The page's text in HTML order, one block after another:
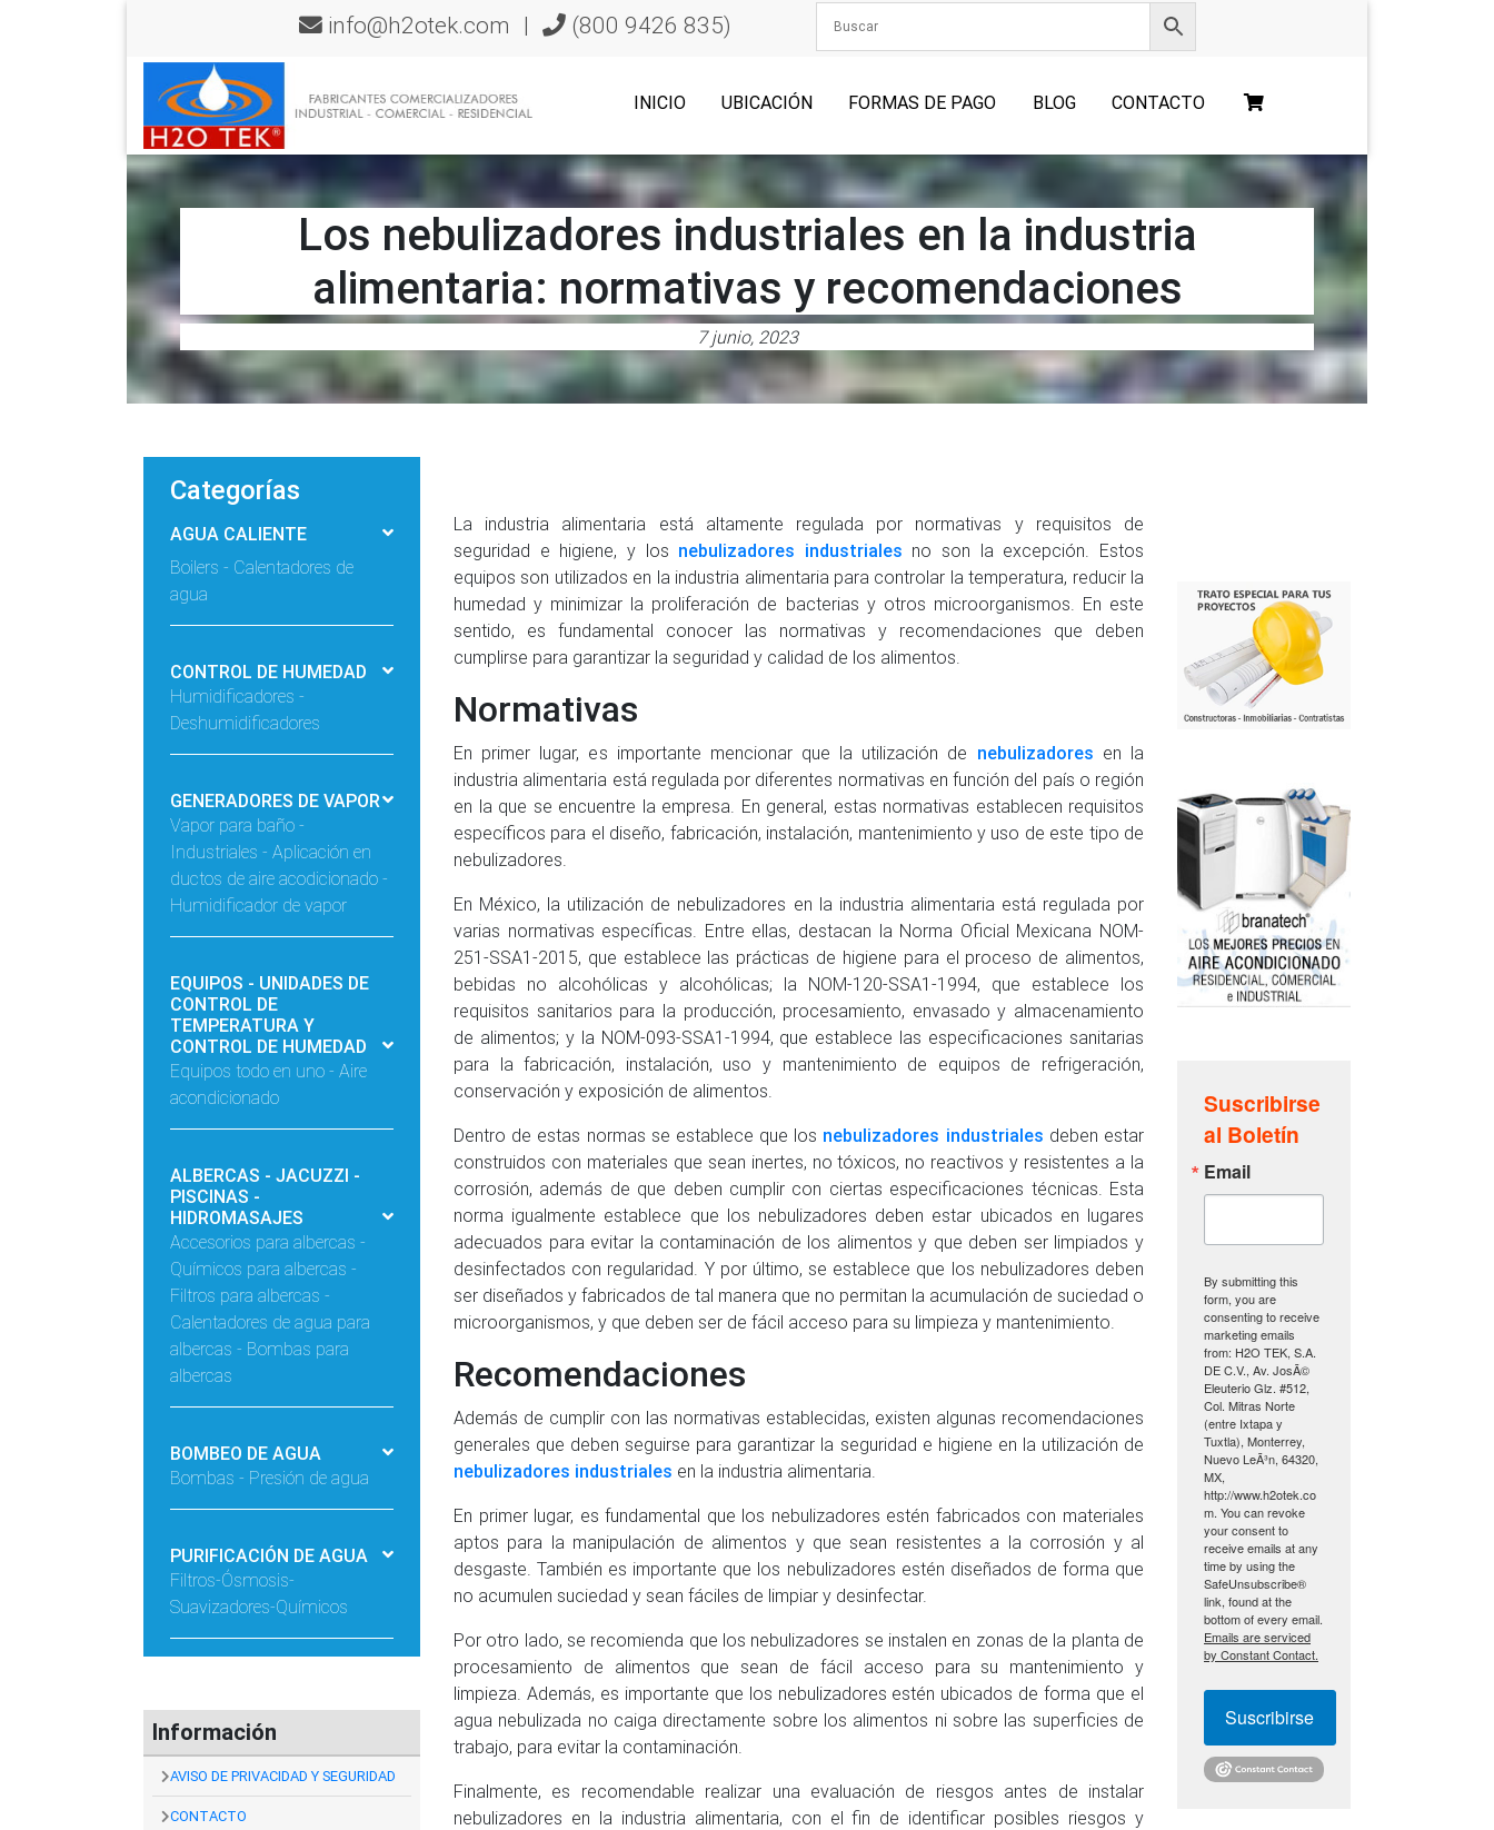
info@h2otek.com | (800 9426 835)
INICIO UBICACIÓN FORMAS DE PAGO BLOG CONTACTO
Los nebulizadores industriales en la industria
alimentaria: normativas y recomendaciones
7 junio, 2023
Categorías
AGUA CALIENTE
Boilers - Calentadores de
agua
CONTROL DE HUMEDAD
Humidificadores -
Deshumidificadores
GENERADORES DE VAPOR
Vapor para baño -
Industriales - Aplicación en
ductos de aire acodicionado -
Humidificador de vapor
EQUIPOS - UNIDADES DE
CONTROL DE
TEMPERATURA Y
CONTROL DE HUMEDAD
Equipos todo en uno - Aire
acondicionado
ALBERCAS - JACUZZI -
PISCINAS -
HIDROMASAJES
Accesorios para albercas -
Químicos para albercas -
Filtros para albercas -
Calentadores de agua para
albercas - Bombas para
albercas
BOMBEO DE AGUA
Bombas - Presión de agua
PURIFICACIÓN DE AGUA
Filtros-Ósmosis-
Suavizadores-Químicos
Información
AVISO DE PRIVACIDAD Y SEGURIDAD
CONTACTO
La industria alimentaria está altamente regulada por normativas y requisitos de
seguridad e higiene, y los nebulizadores industriales no son la excepción. Estos
equipos son utilizados en la industria alimentaria para controlar la temperatura, reducir la
humedad y minimizar la proliferación de bacterias y otros microorganismos. En este
sentido, es fundamental conocer las normativas y recomendaciones que deben
cumplirse para garantizar la seguridad y calidad de los alimentos.
Normativas
En primer lugar, es importante mencionar que la utilización de nebulizadores en la
industria alimentaria está regulada por diferentes normativas en función del país o región
en la que se encuentre la empresa. En general, estas normativas establecen requisitos
específicos para el diseño, fabricación, instalación, mantenimiento y uso de este tipo de
nebulizadores.
En México, la utilización de nebulizadores en la industria alimentaria está regulada por
varias normativas específicas. Entre ellas, destacan la Norma Oficial Mexicana NOM-
251-SSA1-2015, que establece las prácticas de higiene para el proceso de alimentos,
bebidas no alcohólicas y alcohólicas; la NOM-120-SSA1-1994, que establece los
requisitos sanitarios para la producción, procesamiento, envasado y almacenamiento
de alimentos; y la NOM-093-SSA1-1994, que establece las especificaciones sanitarias
para la fabricación, instalación, uso y mantenimiento de equipos de refrigeración,
conservación y exposición de alimentos.
Dentro de estas normas se establece que los nebulizadores industriales deben estar
construidos con materiales que sean inertes, no tóxicos, no reactivos y resistentes a la
corrosión, además de que deben cumplir con ciertas especificaciones técnicas. Esta
norma igualmente establece que los nebulizadores deben estar ubicados en lugares
adecuados para evitar la contaminación de los alimentos y que deben ser limpiados y
desinfectados con regularidad. Y por último, se establece que los nebulizadores deben
ser diseñados y fabricados de tal manera que no permitan la acumulación de suciedad o
microorganismos, y que deben ser de fácil acceso para su limpieza y mantenimiento.
Recomendaciones
Además de cumplir con las normativas establecidas, existen algunas recomendaciones
generales que deben seguirse para garantizar la seguridad e higiene en la utilización de
nebulizadores industriales en la industria alimentaria.
En primer lugar, es fundamental que los nebulizadores estén fabricados con materiales
aptos para la manipulación de alimentos y que sean resistentes a la corrosión y al
desgaste. También es importante que los nebulizadores estén diseñados de forma que
no acumulen suciedad y sean fáciles de limpiar y desinfectar.
Por otro lado, se recomienda que los nebulizadores se instalen en zonas de la planta de
procesamiento de alimentos que sean de fácil acceso para su mantenimiento y
limpieza. Además, es importante que los nebulizadores estén ubicados de forma que el
agua nebulizada no caiga directamente sobre los alimentos ni sobre las superficies de
trabajo, para evitar la contaminación.
Finalmente, es recomendable realizar una evaluación de riesgos antes de instalar
nebulizadores en la industria alimentaria, con el fin de identificar posibles riesgos y
Suscribirse
al Boletín
Email
By submitting this
form, you are
consenting to receive
marketing emails
from: H2O TEK, S.A.
DE C.V., Av. JosÃ©
Eleuterio Glz. #512,
Col. Mitras Norte
(entre Ixtapa y
Tuxtla), Monterrey,
Nuevo LeÃ³n, 64320,
MX,
http://www.h2otek.co
m. You can revoke
your consent to
receive emails at any
time by using the
SafeUnsubscribe®
link, found at the
bottom of every email.
Emails are serviced
by Constant Contact.
Suscribirse